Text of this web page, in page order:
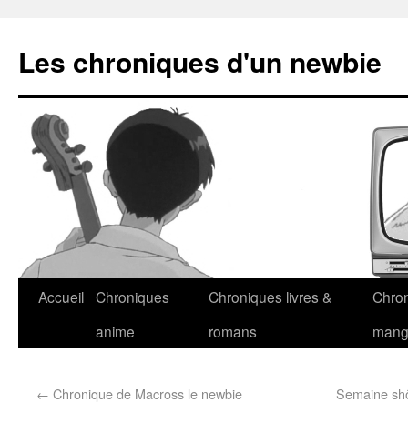
Les chroniques d'un newbie
Accueil Chroniques
anime
Chroniques livres &
romans
← Chronique de Macross le newbie Semaine